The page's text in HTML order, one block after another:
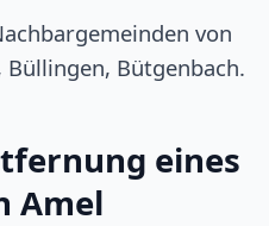
von
Bütgenbach.
eines
Amel